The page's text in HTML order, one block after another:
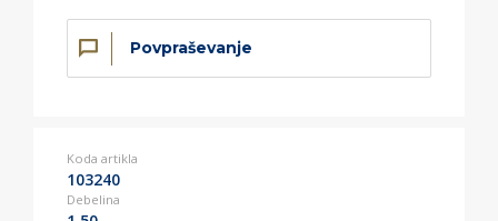
Povpraševanje
Koda artikla
103240
Debelina